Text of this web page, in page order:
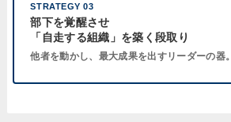
STRATEGY 03
部下を覚醒させ
「自走する組織」を築く段取り
他者を動かし、最大成果を出すリーダーの器。